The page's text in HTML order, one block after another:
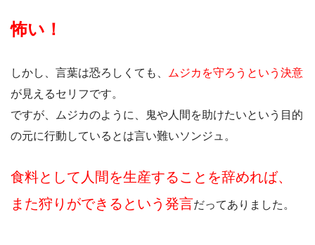
怖い！
しかし、言葉は恐ろしくても、
ムジカを守ろうという決意
が見えるセリフです。
ですが、ムジカのように、鬼や人間を助けたいという目的
の元に行動しているとは言い難いソンジュ。
食料として人間を生産することを辞めれば、
また狩りができるという発言だってありました。